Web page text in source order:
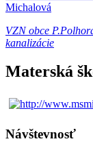
Michalová
VZN obce
kanalizácie
Materská
Návštevnosť